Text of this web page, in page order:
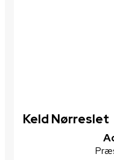
Keld Nørreslet